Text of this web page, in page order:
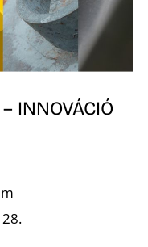
INNOVÁCIÓ